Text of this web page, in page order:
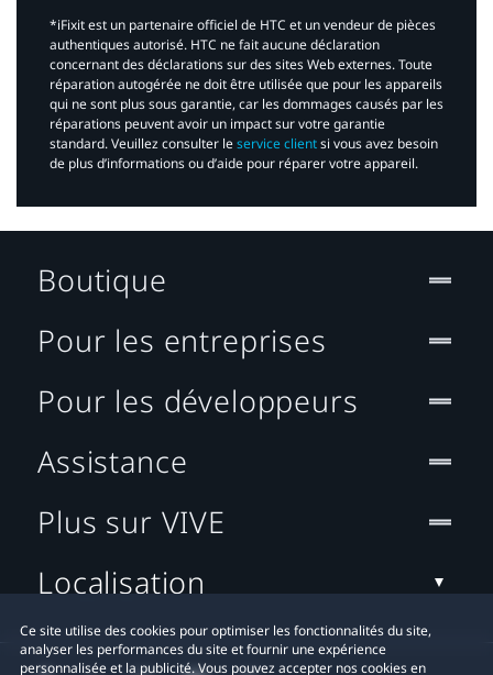
*iFixit est un partenaire officiel de HTC et un vendeur de pièces
authentiques autorisé. HTC ne fait aucune déclaration
concernant des déclarations sur des sites Web externes. Toute
réparation autogérée ne doit être utilisée que pour les appareils
qui ne sont plus sous garantie, car les dommages causés par les
réparations peuvent avoir un impact sur votre garantie
standard. Veuillez consulter leservice clientsi vous avez besoin
de plus d’informations ou d’aide pour réparer votre appareil.​
Ce site utilise des cookies pour optimiser les fonctionnalités du site,
analyser les performances du site et fournir une expérience
personnalisée et la publicité. Vous pouvez accepter nos cookies en
Boutique
Pour les entreprises
Pour les développeurs
Assistance
Plus sur VIVE
Localisation